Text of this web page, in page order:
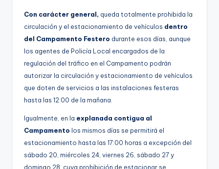
Con carácter general, queda totalmente prohibida la
circulación y el estacionamiento de vehículos dentro
del Campamento Festero durante esos días, aunque
los agentes de Policía Local encargados de la
regulación del tráfico en el Campamento podrán
autorizar la circulación y estacionamiento de vehículos
que doten de servicios a las instalaciones festeras
hasta las 12:00 de la mañana.
Igualmente, en la explanada contigua al
Campamento los mismos días se permitirá el
estacionamiento hasta las 17:00 horas a excepción del
sábado 20, miércoles 24, viernes 26, sábado 27 y
domingo 28, cuya prohibición de estacionar se